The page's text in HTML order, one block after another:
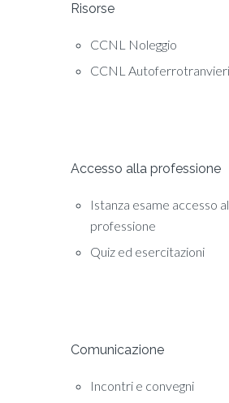
Risorse
CCNL Noleggio
CCNL Autoferrotranvieri
Accesso alla professione
Istanza esame accesso
professione
Quiz ed esercitazioni
Comunicazione
Incontri e convegni